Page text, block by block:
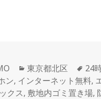
カ
テ
ゴ
東京都北区
タ
グ
24
ン, インターネット無料,
クス, 敷地内ゴミ置き場,